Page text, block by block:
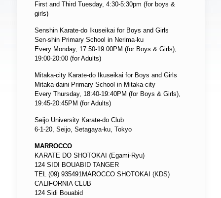
First and Third Tuesday, 4:30-5:30pm (for boys &
girls)
Senshin Karate-do Ikuseikai for Boys and Girls
Sen-shin Primary School in Nerima-ku
Every Monday, 17:50-19:00PM (for Boys & Girls),
19:00-20:00 (for Adults)
Mitaka-city Karate-do Ikuseikai for Boys and Girls
Mitaka-daini Primary School in Mitaka-city
Every Thursday, 18:40-19:40PM (for Boys & Girls),
19:45-20:45PM (for Adults)
Seijo University Karate-do Club
6-1-20, Seijo, Setagaya-ku, Tokyo
MARROCCO
KARATE DO SHOTOKAI (Egami-Ryu)
124 SIDI BOUABID TANGER
TEL (09) 935491MAROCCO SHOTOKAI (KDS)
CALIFORNIA CLUB
124 Sidi Bouabid